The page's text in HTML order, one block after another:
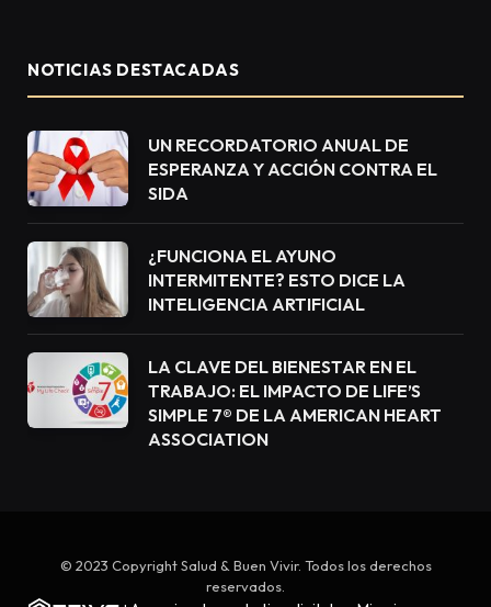
NOTICIAS DESTACADAS
UN RECORDATORIO ANUAL DE
ESPERANZA Y ACCIÓN CONTRA EL
SIDA
¿FUNCIONA EL AYUNO
INTERMITENTE? ESTO DICE LA
INTELIGENCIA ARTIFICIAL
LA CLAVE DEL BIENESTAR EN EL
TRABAJO: EL IMPACTO DE LIFE’S
SIMPLE 7® DE LA AMERICAN HEART
ASSOCIATION
© 2023 Copyright Salud & Buen Vivir. Todos los derechos
reservados.